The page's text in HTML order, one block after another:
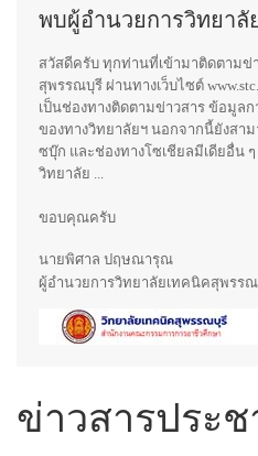
พบผู้อำนวยการวิทยาลั
สวัสดีครับ ทุกท่านที่เข้ามาติดตามข่
สุพรรณบุรี ผ่านทางเว็บไซต์
เป็นช่องทางติดตามข่าวสาร ข้อมูล
ของทางวิทยาลัยฯ นอกจากนี้ยังสาม
ซบุ๊ก และช่องทางโซเชียลมีเดียอื่น
วิทยาลัย ...
ขอบคุณครับ
นายพิศาล ปฤษณารุณ
ผู้อำนวยการวิทยาลัยเทคนิคสุพรร
ข่าวสารประ